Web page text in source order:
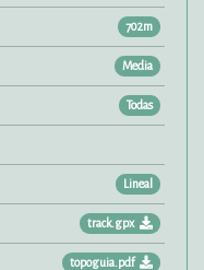
702m
Media
Todas
Lineal
track.gpx
topoguia.pdf